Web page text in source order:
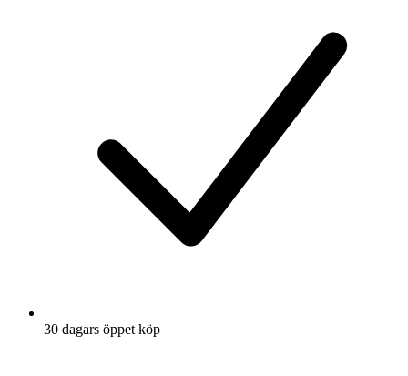
30 dagars öppet köp